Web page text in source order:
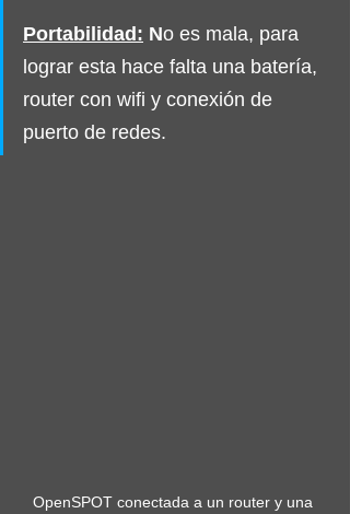
Portabilidad: No es mala, para
lograr esta hace falta una batería,
router con wifi y conexión de
puerto de redes.
OpenSPOT conectada a un router y una